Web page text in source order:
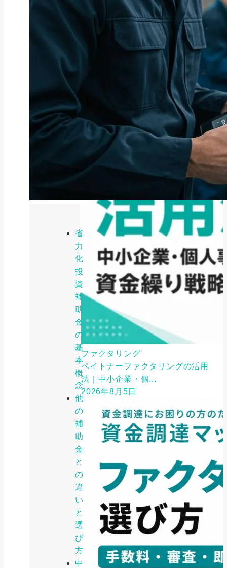
省
力
化
投
資
補
助
金
の
基
本
概
念
他
の
補
助
金
と
の
違
い
と
選
び
方
中
ファクタリングとは？仕組み・メ
ファクタリング
ペイトナーファクタリングの活用
法｜中小企業・個...
2026年8月5日